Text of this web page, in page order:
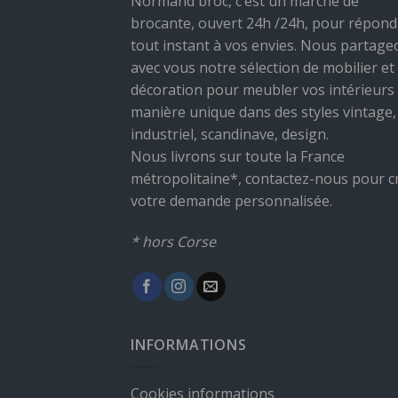
brocante, ouvert 24h /24h, pour
tout instant à vos envies. Nous
avec vous notre sélection de mobilier et
décoration pour meubler vos intérieurs
manière unique dans des styles vintage,
industriel, scandinave, design.
Nous livrons sur toute la France
métropolitaine*, contactez-nous pour
votre demande personnalisée.
* hors Corse
INFORMATIONS
Cookies informations